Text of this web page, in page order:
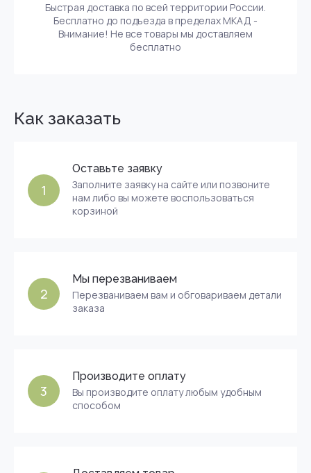
Быстрая доставка по всей территории России.
Бесплатно до подъезда в пределах МКАД -
Внимание! Не все товары мы доставляем
бесплатно
Как заказать
1
Оставьте заявку
Заполните заявку на сайте или позвоните
нам либо вы можете воспользоваться
корзиной
2
Мы перезваниваем
Перезваниваем вам и обговариваем детали
заказа
3
Производите оплату
Вы производите оплату любым удобным
способом